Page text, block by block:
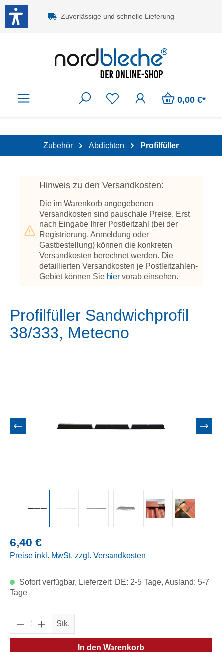
Zum Hauptinhalt springen
Zuverlässige und schnelle Lieferung
0,00 €*
Zubehör Abdichten Profilfüller
Hinweis zu den Versandkosten:
Die im Warenkorb angegebenen
Versandkosten sind pauschale Preise. Erst
nach Eingabe Ihrer Postleitzahl (bei der
Registrierung, Anmeldung oder
Gastbestellung) können die konkreten
Versandkosten berechnet werden. Die
detaillierten Versandkosten je Postleitzahlen-
Gebiet können Sie hier vorab einsehen.
Profilfüller Sandwichprofil
38/333, Metecno
Regulärer Preis:
6,40 €
Preise inkl. MwSt. zzgl. Versandkosten
Sofort verfügbar, Lieferzeit: DE: 2-5 Tage, Ausland: 5-7
Tage
Produkt Anzahl: Gib den gewünschten
Stk.
In den Warenkorb